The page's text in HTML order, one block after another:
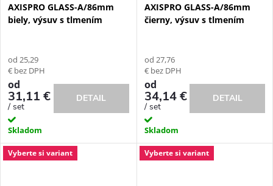
AXISPRO GLASS-A/86mm
biely, výsuv s tlmením
od 25,29
€ bez DPH
od
31,11 €
/ set
Skladom
DETAIL
AXISPRO GLASS-A/86mm
čierny, výsuv s tlmením
od 27,76
€ bez DPH
od
34,14 €
/ set
Skladom
DETAIL
Vyberte si variant Vyberte si variant